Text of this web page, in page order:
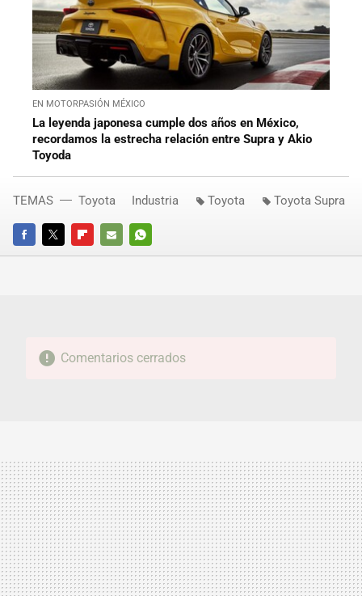
EN MOTORPASIÓN MÉXICO
La leyenda japonesa cumple dos años en México,
recordamos la estrecha relación entre Supra y Akio
Toyoda
FACEBOOKTWITTERFLIPBOARD
E-
WHATSAPP
TEMAS Toyota Industria Toyota Toyota Supra
Comentarios cerrados